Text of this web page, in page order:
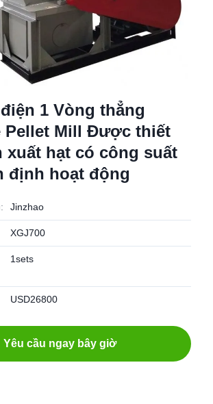
1 Vòng thẳng
Pellet Mill Được thiết
xuất hạt có công suất
định hoạt động
Jinzhao
XGJ700
1sets
USD26800
Yêu cầu ngay bây giờ